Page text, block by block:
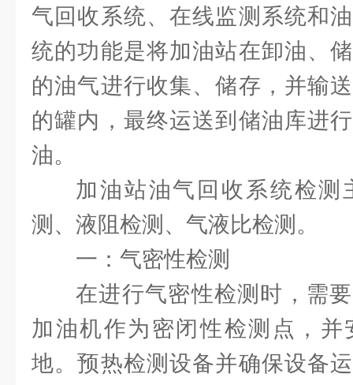
气回收系统、在线监测系统和
统的功能是将加油站在卸油、
的油气进行收集、储存，并输
的罐内，最终运送到储油库进
油。
加油站油气回收系统检测
测、液阻检测、气液比检测。
一：气密性检测
在进行气密性检测时，需
加油机作为密闭性检测点，
地。预热检测设备并确保设备